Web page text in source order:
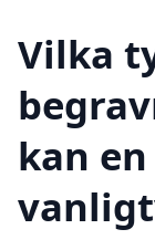
Vilka
kan